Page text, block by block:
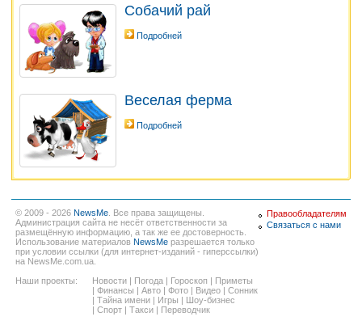
Собачий рай
Подробней
Веселая ферма
Подробней
© 2009 - 2026 NewsMe. Все права защищены.
Администрация сайта не несёт ответственности за
размещённую информацию, а так же ее достоверность.
Использование материалов NewsMe разрешается только
при условии ссылки (для интернет-изданий - гиперссылки)
на NewsMe.com.ua.
Наши проекты:
Новости Погода Гороскоп
Приметы
Финансы Авто Фото Видео
Сонник
Тайна имени Игры
Шоу-бизнес
Спорт Такси Переводчик
Правообладателям
Связаться с нами